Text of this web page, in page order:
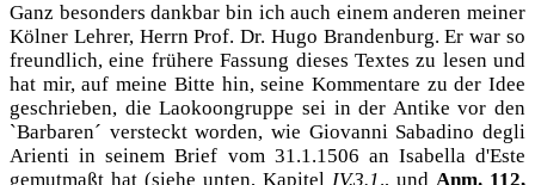
Ganz besonders dankbar bin ich auch einem anderen meiner
Kölner Lehrer, Herrn Prof. Dr. Hugo Brandenburg. Er war so
freundlich, eine frühere Fassung dieses Textes zu lesen und
hat mir, auf meine Bitte hin, seine Kommentare zu der Idee
geschrieben, die Laokoongruppe sei in der Antike vor den
`Barbaren´ versteckt worden, wie Giovanni Sabadino degli
Arienti in seinem Brief vom 31.1.1506 an Isabella d'Este
gemutmaßt hat (siehe unten, Kapitel IV.3.1., und Anm. 112,